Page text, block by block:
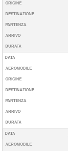
ORIGINE
DESTINAZIONE
PARTENZA
ARRIVO
DURATA
DATA
AEROMOBILE
ORIGINE
DESTINAZIONE
PARTENZA
ARRIVO
DURATA
DATA
AEROMOBILE